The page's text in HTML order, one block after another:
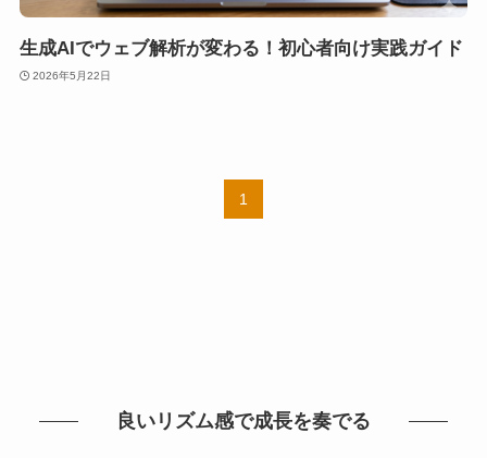
生成AIでウェブ解析が変わる！初心者向け実践ガイド
2026年5月22日
1
良いリズム感で成長を奏でる